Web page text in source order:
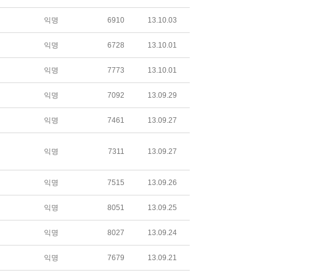
익명 6910 13.10.03
익명 6728 13.10.01
익명 7773 13.10.01
익명 7092 13.09.29
익명 7461 13.09.27
익명 7311 13.09.27
익명 7515 13.09.26
익명 8051 13.09.25
익명 8027 13.09.24
익명 7679 13.09.21